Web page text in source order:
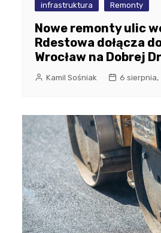
infrastruktura Remonty
Nowe remonty ulic
Rdestowa dołącza
Wrocław na Dobrej
Kamil Sośniak 6 sierpnia,